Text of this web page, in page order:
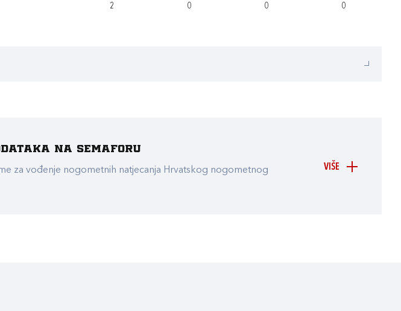
2 0 0 0
VIŠE
na Semaforu
za vođenje nogometnih natjecanja Hrvatskog nogometnog